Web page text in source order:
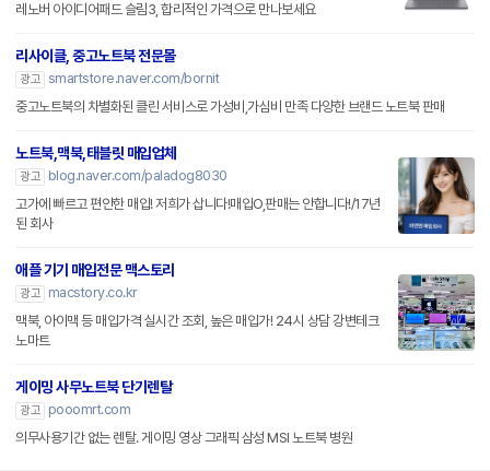
레노버 아이디어패드 슬림3, 합리적인 가격으로 만나보세요
리사이클, 중고노트북 전문몰
광고 smartstore.naver.com/bornit
중고노트북의 차별화된 클린 서비스로 가성비,가심비 만족 다양한 브랜드 노트북 판매
노트북,맥북,태블릿 매입업체
광고
blog.naver.com/paladog8030
고가에 빠르고 편안한 매입! 저희가 삽니다!매입O,판매는 안합니다!/17년
된 회사
애플 기기 매입전문 맥스토리
광고
macstory.co.kr
맥북, 아이맥 등 매입가격 실시간 조회, 높은 매입가! 24시 상담 강변테크
노마트
게이밍 사무노트북 단기렌탈
광고
pooomrt.com
의무사용기간 없는 렌탈. 게이밍 영상 그래픽 삼성 MSI 노트북 병원